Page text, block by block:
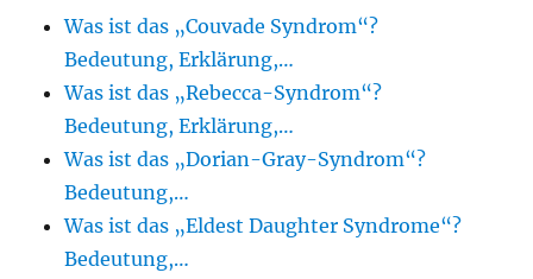
Was ist das „Couvade Syndrom“?
Bedeutung, Erklärung,…
Was ist das „Rebecca-Syndrom“?
Bedeutung, Erklärung,…
Was ist das „Dorian-Gray-Syndrom“?
Bedeutung,…
Was ist das „Eldest Daughter Syndrome“?
Bedeutung,…